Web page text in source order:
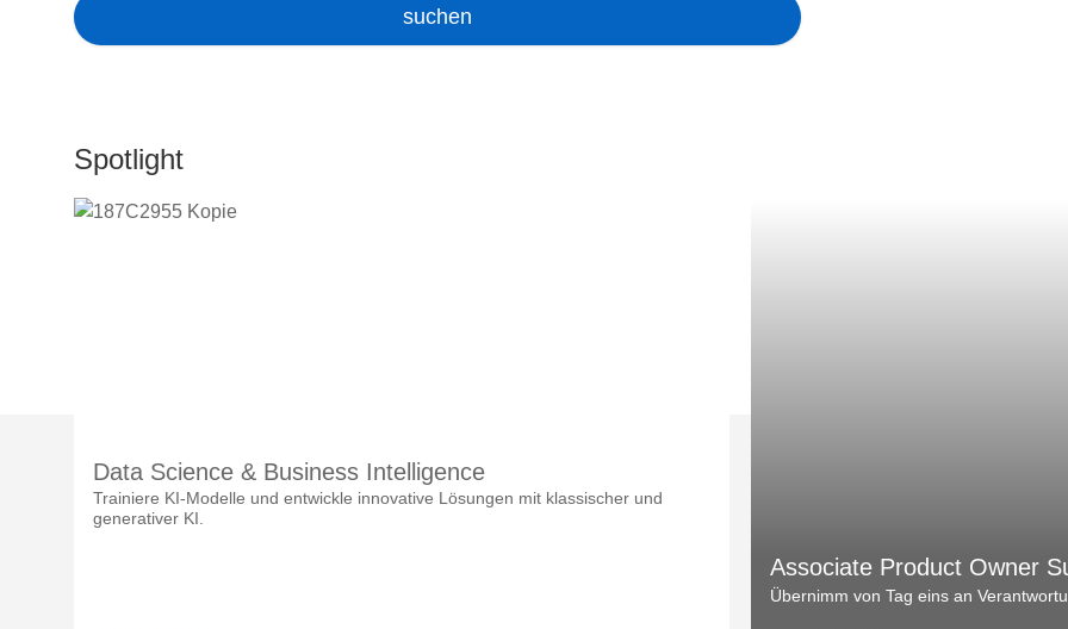
suchen
Spotlight
Data Science & Business Intelligence
Trainiere KI-Modelle und entwickle innovative Lösungen mit klassischer und
generativer KI.
Associate Product Owner
Übernimm von Tag eins an